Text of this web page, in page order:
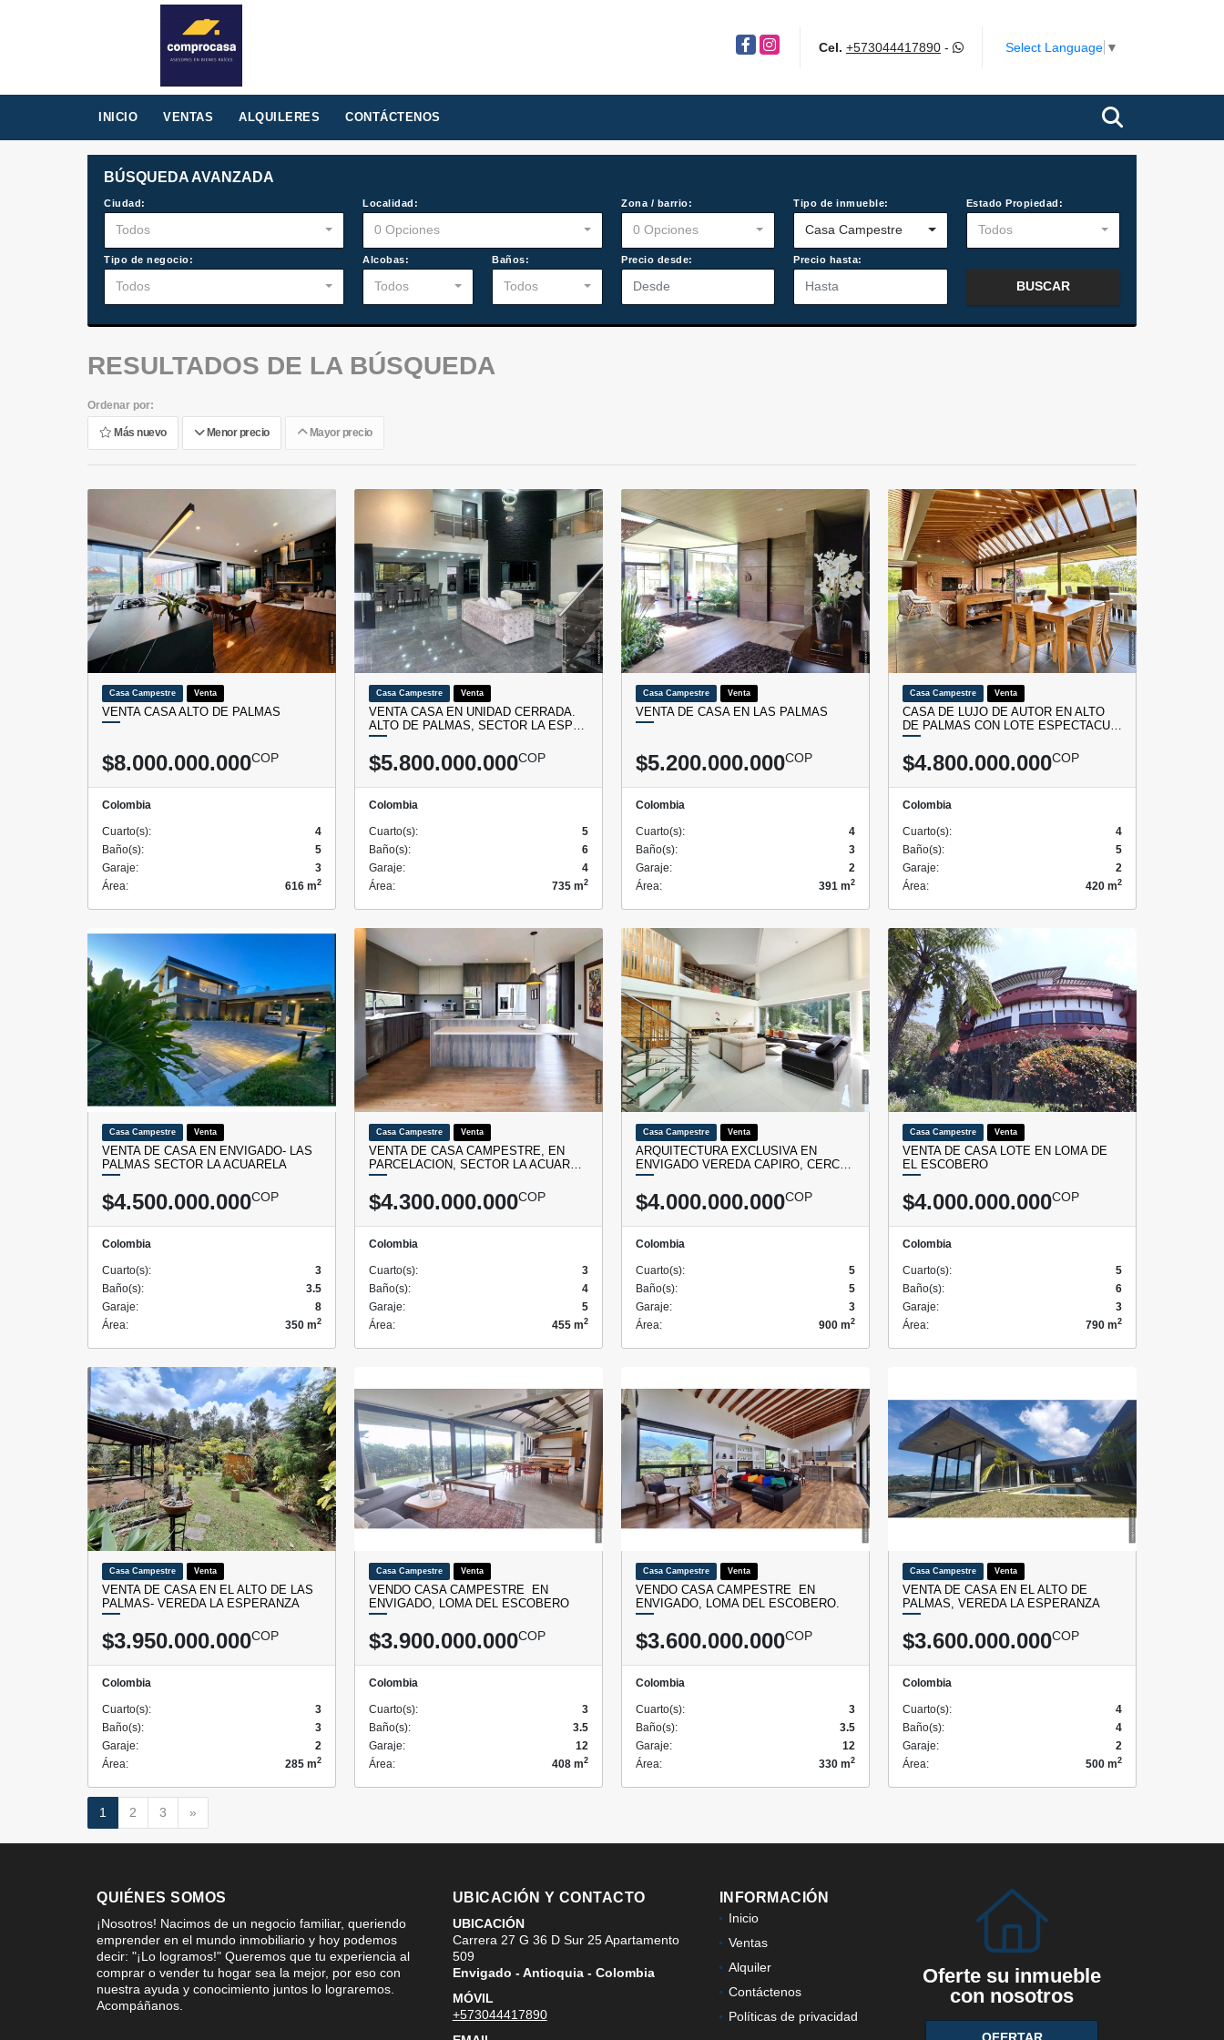
FacebookInstagram Cel. +573044417890- Select Language ▼
INICIO VENTAS ALQUILERES CONTÁCTENOS
BÚSQUEDA AVANZADA
Ciudad:
Todos
Localidad:
0 Opciones
Zona / barrio:
0 Opciones
Tipo de inmueble:
Casa Campestre
Estado Propiedad:
Todos
Tipo de negocio:
Todos
Alcobas:
Todos
Baños:
Todos
Precio desde: Precio hasta:
BUSCAR
RESULTADOS DE LA BÚSQUEDA
Ordenar por:
Más nuevo Menor precio Mayor precio
Casa Campestre Venta
VENTA CASA ALTO DE PALMAS
$8.000.000.000COP
Colombia
Cuarto(s):
4
Baño(s):
5
Garaje:
3
Área:
616 m2
Casa Campestre Venta
VENTA CASA EN UNIDAD CERRADA.
ALTO DE PALMAS, SECTOR LA ESP…
$5.800.000.000COP
Colombia
Cuarto(s):
5
Baño(s):
6
Garaje:
4
Área:
735 m2
Casa Campestre Venta
VENTA DE CASA EN LAS PALMAS
$5.200.000.000COP
Colombia
Cuarto(s):
4
Baño(s):
3
Garaje:
2
Área:
391 m2
Casa Campestre Venta
CASA DE LUJO DE AUTOR EN ALTO
DE PALMAS CON LOTE ESPECTACU…
$4.800.000.000COP
Colombia
Cuarto(s):
4
Baño(s):
5
Garaje:
2
Área:
420 m2
Casa Campestre Venta
VENTA DE CASA EN ENVIGADO- LAS
PALMAS SECTOR LA ACUARELA
$4.500.000.000COP
Colombia
Cuarto(s):
3
Baño(s):
3.5
Garaje:
8
Área:
350 m2
Casa Campestre Venta
VENTA DE CASA CAMPESTRE, EN
PARCELACION, SECTOR LA ACUAR…
$4.300.000.000COP
Colombia
Cuarto(s):
3
Baño(s):
4
Garaje:
5
Área:
455 m2
Casa Campestre Venta
ARQUITECTURA EXCLUSIVA EN
ENVIGADO VEREDA CAPIRO, CERC…
$4.000.000.000COP
Colombia
Cuarto(s):
5
Baño(s):
5
Garaje:
3
Área:
900 m2
Casa Campestre Venta
VENTA DE CASA LOTE EN LOMA DE
EL ESCOBERO
$4.000.000.000COP
Colombia
Cuarto(s):
5
Baño(s):
6
Garaje:
3
Área:
790 m2
Casa Campestre Venta
VENTA DE CASA EN EL ALTO DE LAS
PALMAS- VEREDA LA ESPERANZA
$3.950.000.000COP
Colombia
Cuarto(s):
3
Baño(s):
3
Garaje:
2
Área:
285 m2
Casa Campestre Venta
VENDO CASA CAMPESTRE EN
ENVIGADO, LOMA DEL ESCOBERO
$3.900.000.000COP
Colombia
Cuarto(s):
3
Baño(s):
3.5
Garaje:
12
Área:
408 m2
Casa Campestre Venta
VENDO CASA CAMPESTRE EN
ENVIGADO, LOMA DEL ESCOBERO.
$3.600.000.000COP
Colombia
Cuarto(s):
3
Baño(s):
3.5
Garaje:
12
Área:
330 m2
Casa Campestre Venta
VENTA DE CASA EN EL ALTO DE
PALMAS, VEREDA LA ESPERANZA
$3.600.000.000COP
Colombia
Cuarto(s):
4
Baño(s):
4
Garaje:
2
Área:
500 m2
1 2 3 »
QUIÉNES SOMOS
¡Nosotros! Nacimos de un negocio familiar, queriendo
emprender en el mundo inmobiliario y hoy podemos
decir: "¡Lo logramos!" Queremos que tu experiencia al
comprar o vender tu hogar sea la mejor, por eso con
nuestra ayuda y conocimiento juntos lo lograremos.
Acompáñanos.
UBICACIÓN Y CONTACTO
UBICACIÓN
Carrera 27 G 36 D Sur 25 Apartamento
509
Envigado - Antioquia - Colombia
MÓVIL
+573044417890
INFORMACIÓN
Inicio
Ventas
Alquiler
Contáctenos
Políticas de privacidad
Oferte su inmueble
con nosotros